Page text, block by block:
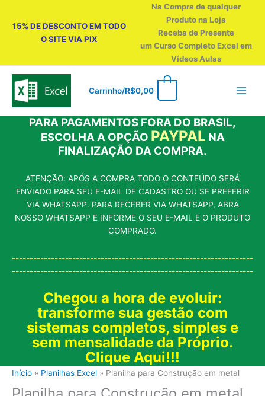
15% DE DESCONTO EM TODO
O SITE VIA PIX
Na Compra de qualquer
Produto na Loja
Receba de Presente
um Curso Completo Excel em
Vídeos Aulas
Carrinho/R$0,00
PARA PAGAMENTOS FORA DO BRASIL,
ESCOLHA A OPÇÃO PAYPAL NA
FINALIZAÇÃO DA COMPRA.
ATENÇÃO: APÓS A COMPRA TODO O CONTEÚDO SERÁ
ENVIADO PARA SEU E-MAIL DE CADASTRO OU SE PREFERIR
VIA WHATSAPP. PARA RECEBER VIA WHATSAPP, ABRA
NOSSO WHATSAPP E INFORME O SEU E-MAIL E O PRODUTO
COMPRADO.
--------------------------------------------------------------------
--------------------------------------------------------------------
Chegou a hora de evoluir:
transforme sua gestão com
sistemas completos, simples e
sem mensalidade da Próprio.
Clique Aqui!!!
Início Planilhas Excel Planilha para Construção em metal